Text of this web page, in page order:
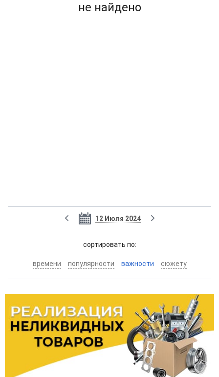
не найдено
12 Июля 2024
cортировать по:
времени популярности важности сюжету